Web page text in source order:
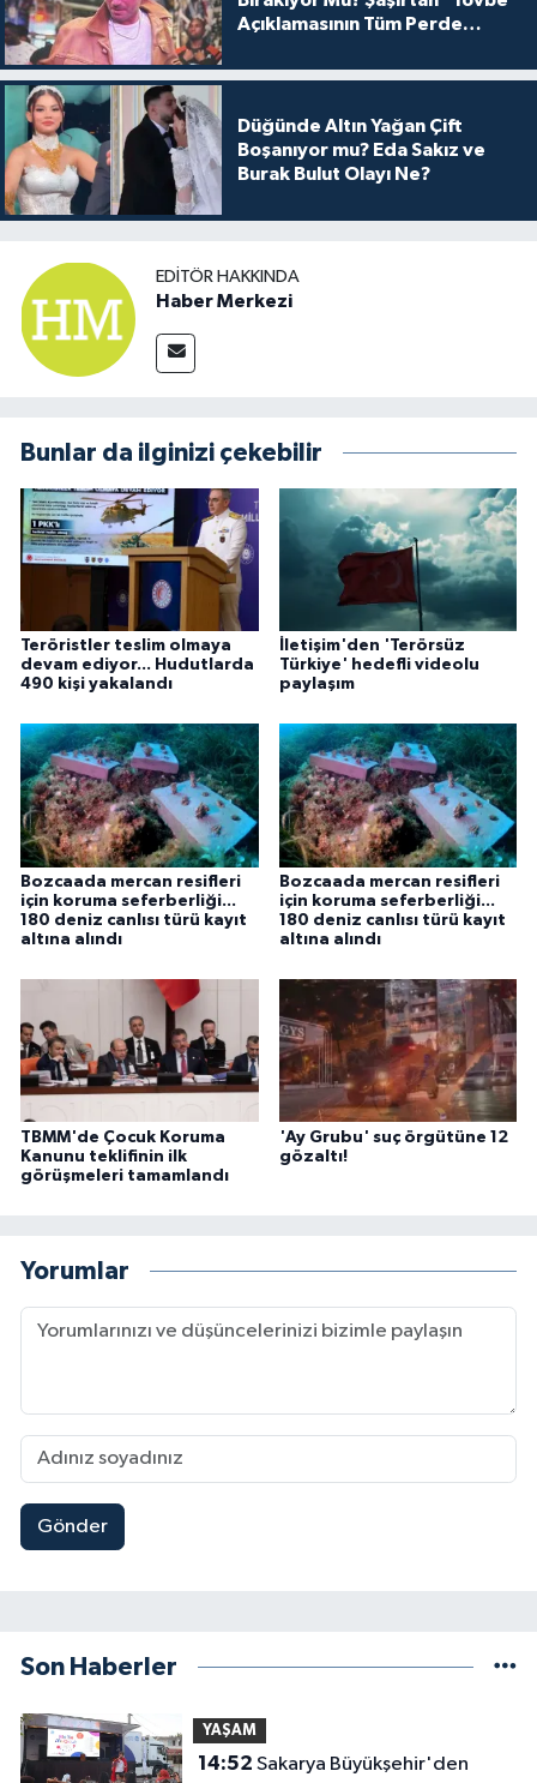
Açıklamasının Tüm Perde
Düğünde Altın Yağan Çift
Boşanıyor mu? Eda Sakız ve
Burak Bulut Olayı Ne?
EDITÖR HAKKINDA
Haber Merkezi
Bunlar da ilginizi çekebilir
Teröristler teslim olmaya
devam ediyor... Hudutlarda
490 kişi yakalandı
İletişim'den 'Terörsüz
Türkiye' hedefli videolu
paylaşım
Bozcaada mercan resifleri
için koruma seferberliği...
180 deniz canlısı türü kayıt
altına alındı
Bozcaada mercan resifleri
için koruma seferberliği...
180 deniz canlısı türü kayıt
altına alındı
TBMM'de Çocuk Koruma
Kanunu teklifinin ilk
görüşmeleri tamamlandı
'Ay Grubu' suç örgütüne 12
gözaltı!
Yorumlar
Gönder
Son Haberler
YAŞAM
14:52